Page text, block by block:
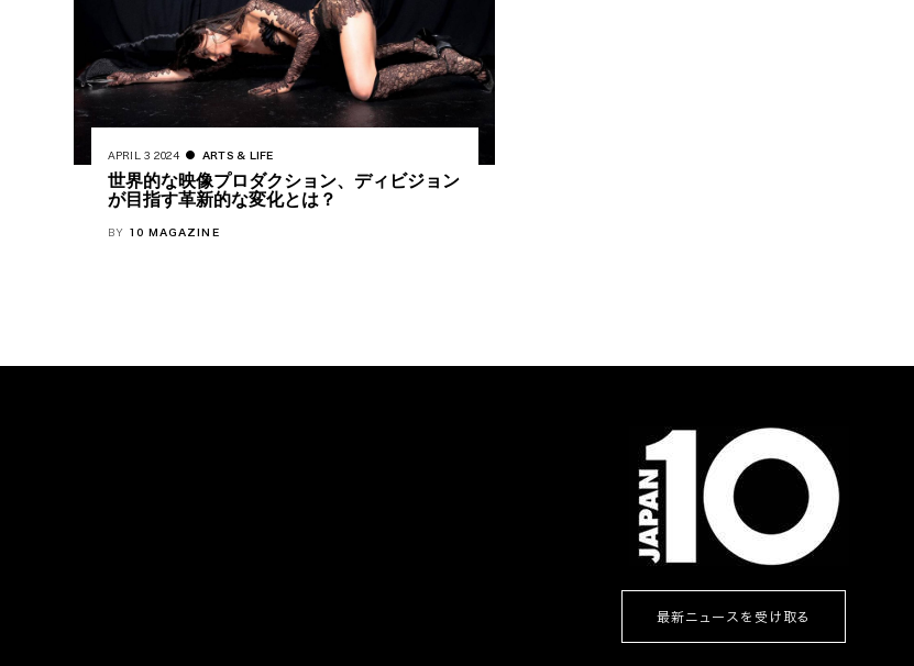
APRIL 3 2024 ARTS & LIFE
世界的な映像プロダクション、ディビジョン
が目指す革新的な変化とは？
BY 10 MAGAZINE
最新ニュースを受け取る